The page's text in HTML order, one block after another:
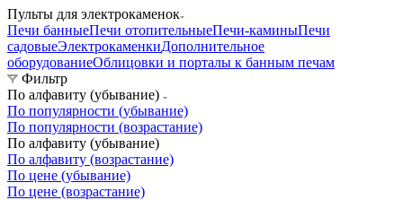
Пульты для электрокаменок
Печи банныеПечи отопительныеПечи-каминыПечи
садовыеЭлектрокаменкиДополнительное
оборудованиеОблицовки и порталы к банным печам
Фильтр
По алфавиту (убывание)
По популярности (убывание)
По популярности (возрастание)
По алфавиту (убывание)
По алфавиту (возрастание)
По цене (убывание)
По цене (возрастание)